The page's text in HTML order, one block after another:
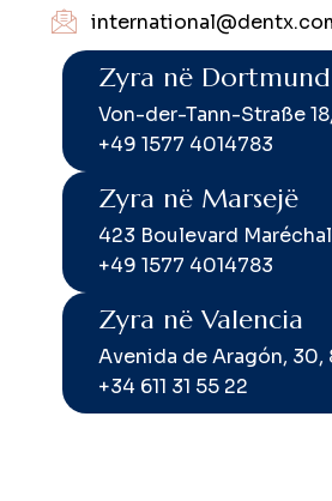
Zyra në Dortmund
Von-der-Tann-Straße
+49 1577 4014783
Zyra në Marsejë
423 Boulevard
+49 1577 4014783
Zyra në Valencia
Avenida de Aragón, 30,
+34 611 31 55 22